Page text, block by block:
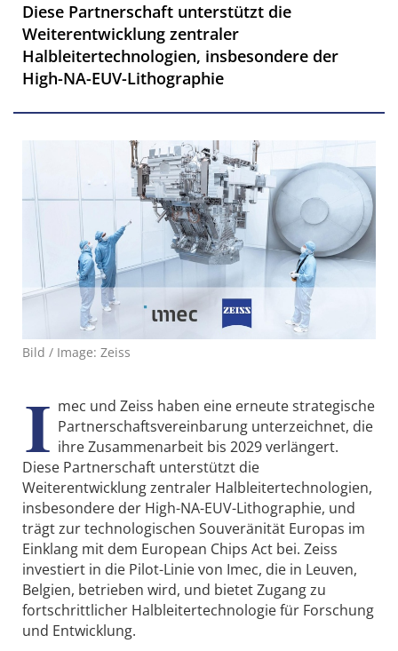
Diese Partnerschaft unterstützt die
Weiterentwicklung zentraler
Halbleitertechnologien, insbesondere der
High-NA-EUV-Lithographie
Bild / Image: Zeiss
I mec und Zeiss haben eine erneute strategische
Partnerschaftsvereinbarung unterzeichnet, die
ihre Zusammenarbeit bis 2029 verlängert.
Diese Partnerschaft unterstützt die
Weiterentwicklung zentraler Halbleitertechnologien,
insbesondere der High-NA-EUV-Lithographie, und
trägt zur technologischen Souveränität Europas im
Einklang mit dem European Chips Act bei. Zeiss
investiert in die Pilot-Linie von Imec, die in Leuven,
Belgien, betrieben wird, und bietet Zugang zu
fortschrittlicher Halbleitertechnologie für Forschung
und Entwicklung.